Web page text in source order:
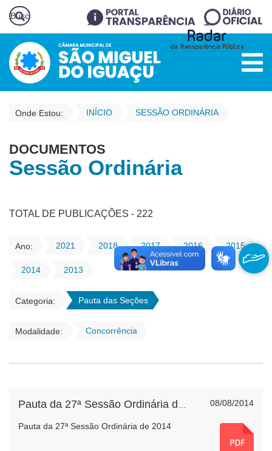
Onde Estou: INÍCIO SESSÃO ORDINÁRIA
DOCUMENTOS
Sessão Ordinária
TOTAL DE PUBLICAÇÕES - 222
Ano: 2021 2018 2017 2016 2015
2014 2013
Categoria: Pauta das Seções
Modalidade: Concorrência
08/08/2014
Pauta da 27ª Sessão Ordinária de 2014